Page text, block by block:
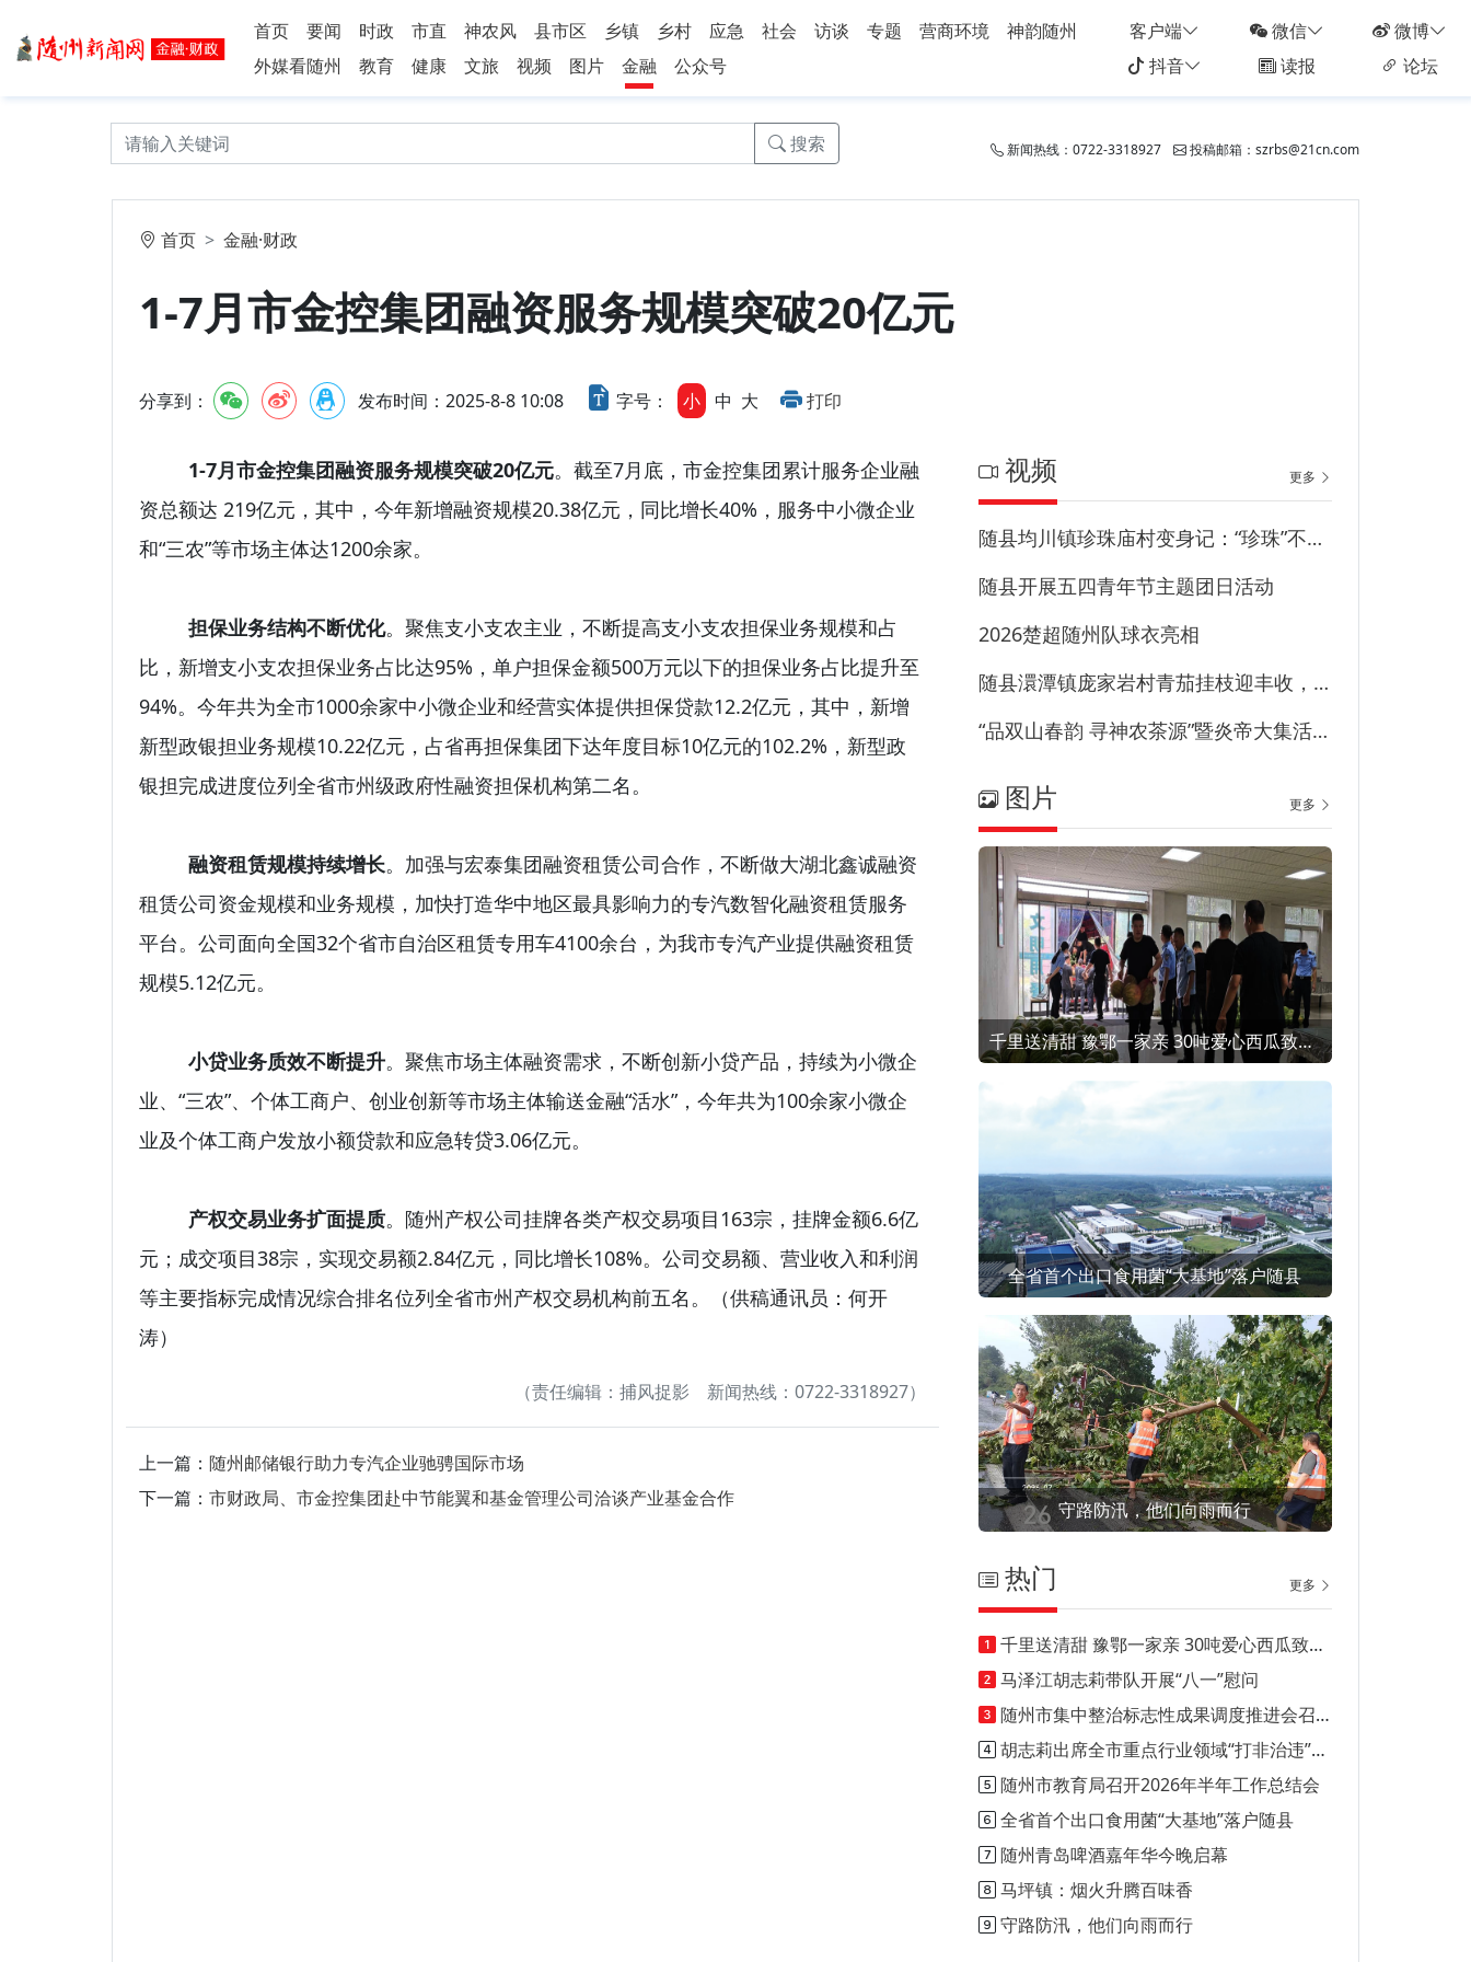
首页 要闻 时政 市直 神农风 县市区 乡镇 乡村 应急 社会 访谈 专题 营商环境
神韵随州
外媒看随州
教育 健康 文旅 视频 图片 金融 公众号
客户端 微信
微博
抖音
读报 论坛
搜索 新闻热线：0722-3318927 投稿邮箱：szrbs@21cn.com
首页 金融·财政
1-7月市金控集团融资服务规模突破20亿元
分享到： 发布时间：2025-8-8 10:08 字号： 小 中 大 打印
1-7月市金控集团融资服务规模突破20亿元。截至7月底，市金控集团累计服务企业融
资总额达 219亿元，其中，今年新增融资规模20.38亿元，同比增长40%，服务中小微企业
和“三农”等市场主体达1200余家。
担保业务结构不断优化。聚焦支小支农主业，不断提高支小支农担保业务规模和占
比，新增支小支农担保业务占比达95%，单户担保金额500万元以下的担保业务占比提升至
94%。今年共为全市1000余家中小微企业和经营实体提供担保贷款12.2亿元，其中，新增
新型政银担业务规模10.22亿元，占省再担保集团下达年度目标10亿元的102.2%，新型政
银担完成进度位列全省市州级政府性融资担保机构第二名。
融资租赁规模持续增长。加强与宏泰集团融资租赁公司合作，不断做大湖北鑫诚融资
租赁公司资金规模和业务规模，加快打造华中地区最具影响力的专汽数智化融资租赁服务
平台。公司面向全国32个省市自治区租赁专用车4100余台，为我市专汽产业提供融资租赁
规模5.12亿元。
小贷业务质效不断提升。聚焦市场主体融资需求，不断创新小贷产品，持续为小微企
业、“三农”、个体工商户、创业创新等市场主体输送金融“活水”，今年共为100余家小微企
业及个体工商户发放小额贷款和应急转贷3.06亿元。
产权交易业务扩面提质。随州产权公司挂牌各类产权交易项目163宗，挂牌金额6.6亿
元；成交项目38宗，实现交易额2.84亿元，同比增长108%。公司交易额、营业收入和利润
等主要指标完成情况综合排名位列全省市州产权交易机构前五名。（供稿通讯员：何开
涛）
（责任编辑：捕风捉影 新闻热线：0722-3318927）
上一篇： 随州邮储银行助力专汽企业驰骋国际市场
下一篇： 市财政局、市金控集团赴中节能翼和基金管理公司洽谈产业基金合作
视频 更多
随县均川镇珍珠庙村变身记：“珍珠”不藏尘“甜园”甜到心
随县开展五四青年节主题团日活动
2026楚超随州队球衣亮相
随县澴潭镇庞家岩村青茄挂枝迎丰收，特色产业兴乡村！
“品双山春韵 寻神农茶源”暨炎帝大集活动在草甸子街历史文化街区启幕
图片 更多
千里送清甜 豫鄂一家亲 30吨爱心西瓜致敬随县酷暑一线
全省首个出口食用菌“大基地”落户随县
守路防汛，他们向雨而行
热门 更多
千里送清甜 豫鄂一家亲 30吨爱心西瓜致敬随县酷暑一线
马泽江胡志莉带队开展“八一”慰问
随州市集中整治标志性成果调度推进会召开
胡志莉出席全市重点行业领域“打非治违”工作推进会
随州市教育局召开2026年半年工作总结会
全省首个出口食用菌“大基地”落户随县
随州青岛啤酒嘉年华今晚启幕
马坪镇：烟火升腾百味香
守路防汛，他们向雨而行